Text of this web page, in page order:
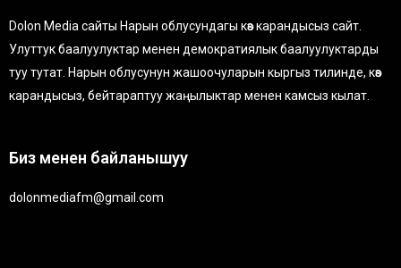
Dolon Media сайты Нарын облусундагы көз карандысыз сайт.
Улуттук баалуулуктар менен демократиялык баалуулуктарды
туу тутат. Нарын облусунун жашоочуларын кыргыз тилинде, көз
карандысыз, бейтараптуу жаңылыктар менен камсыз кылат.
Биз менен байланышуу
dolonmediafm@gmail.com